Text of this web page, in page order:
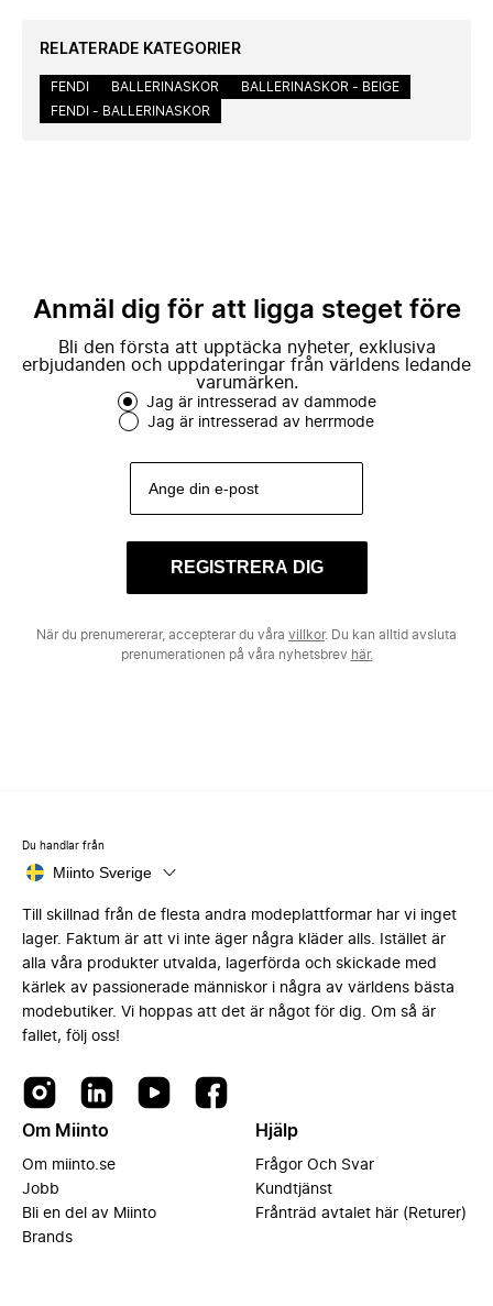
RELATERADE KATEGORIER
FENDI BALLERINASKOR
BALLERINASKOR - BEIGE
FENDI - BALLERINASKOR
Anmäl dig för att ligga steget före
Bli den första att upptäcka nyheter, exklusiva
erbjudanden och uppdateringar från världens ledande
varumärken.
Jag är intresserad av dammode
Jag är intresserad av herrmode
REGISTRERA DIG
När du prenumererar, accepterar du våra villkor. Du kan alltid avsluta
prenumerationen på våra nyhetsbrev här.
Du handlar från
Miinto Sverige
Till skillnad från de flesta andra modeplattformar har vi inget
lager. Faktum är att vi inte äger några kläder alls. Istället är
alla våra produkter utvalda, lagerförda och skickade med
kärlek av passionerade människor i några av världens bästa
modebutiker. Vi hoppas att det är något för dig. Om så är
fallet, följ oss!
Om Miinto
Om miinto.se
Jobb
Bli en del av Miinto
Brands
Hjälp
Frågor Och Svar
Kundtjänst
Frånträd avtalet här (Returer)